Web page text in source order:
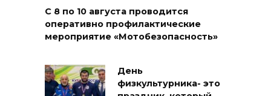
С 8 по 10 августа проводится
оперативно профилактические
мероприятие «Мотобезопасность»
День
физкультурника- это